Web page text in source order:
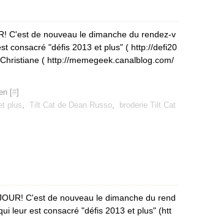
C'est de nouveau le dimanche du rendez-v
consacré "défis 2013 et plus" ( http://defi20
( http://memegeek.canalblog.com/
[#]
plus, Tilt Cat de Dean Russo, broderie Tilt Cat
C'est de nouveau le dimanche du rend
leur est consacré "défis 2013 et plus" (htt